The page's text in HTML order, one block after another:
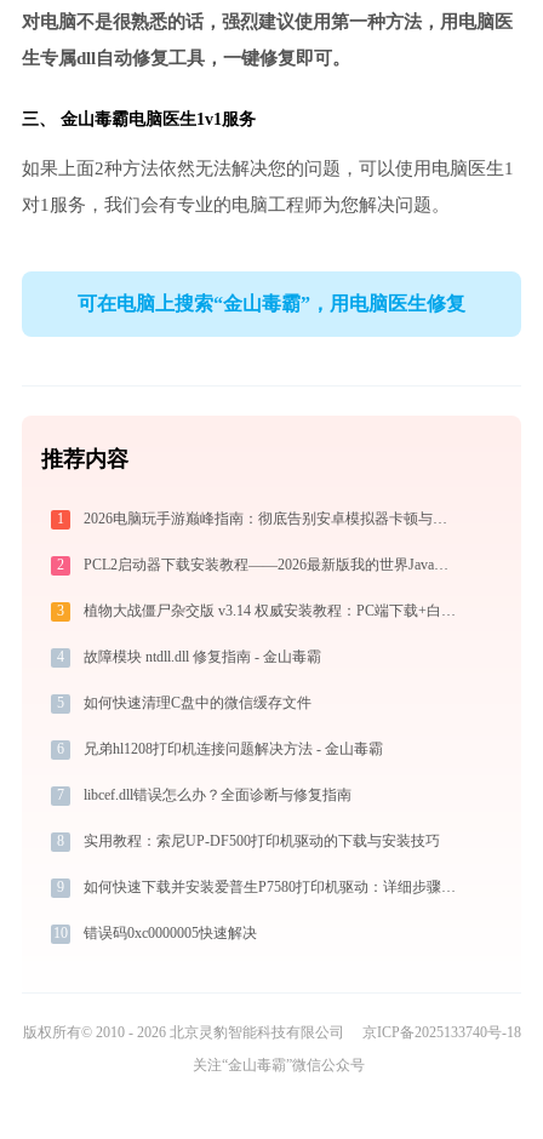
对电脑不是很熟悉的话，强烈建议使用第一种方法，用电脑医
生专属dll自动修复工具，一键修复即可。
三、 金山毒霸电脑医生1v1服务
如果上面2种方法依然无法解决您的问题，可以使用电脑医生1
对1服务，我们会有专业的电脑工程师为您解决问题。
可在电脑上搜索“金山毒霸”，用电脑医生修复
推荐内容
1 2026电脑玩手游巅峰指南：彻底告别安卓模拟器卡顿与捆绑，体验官方原生多端互通
2 PCL2启动器下载安装教程——2026最新版我的世界Java版启动器配置指南
3 植物大战僵尸杂交版 v3.14 权威安装教程：PC端下载+白屏闪退完美解决
4 故障模块 ntdll.dll 修复指南 - 金山毒霸
5 如何快速清理C盘中的微信缓存文件
6 兄弟hl1208打印机连接问题解决方法 - 金山毒霸
7 libcef.dll错误怎么办？全面诊断与修复指南
8 实用教程：索尼UP-DF500打印机驱动的下载与安装技巧
9 如何快速下载并安装爱普生P7580打印机驱动：详细步骤解析
10 错误码0xc0000005快速解决
版权所有© 2010 - 2026 北京灵豹智能科技有限公司
京ICP备2025133740号-18
关注“金山毒霸”微信公众号